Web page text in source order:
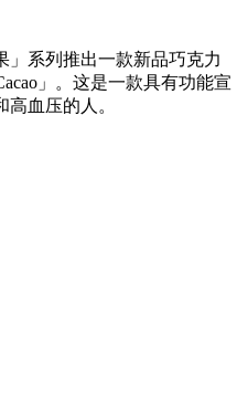
」系列推出一款新品巧克力
」。这是一款具有功能宣
血压的人。